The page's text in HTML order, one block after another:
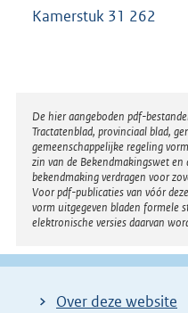
Kamerstuk 31 262
Disclaimer
De hier aangeboden pdf-
Tractatenblad, provinciaal blad,
gemeenschappelijke regeling
zin van de Bekendmakingswet
bekendmaking verdragen voor
Voor pdf-publicaties van vóór
vorm uitgegeven bladen formele
elektronische versies daarvan
Over deze website